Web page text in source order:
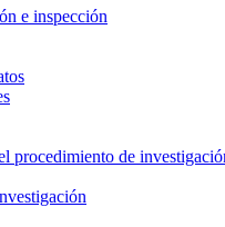
e inspección
procedimiento de